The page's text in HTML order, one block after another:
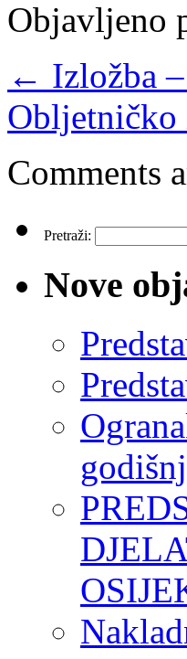
Objavljeno
← Izložba
Comments
Pretraži:
Nove